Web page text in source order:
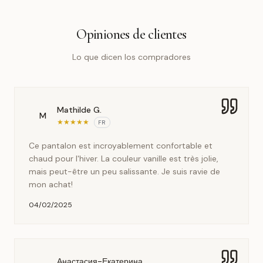
Opiniones de clientes
Lo que dicen los compradores
M
Mathilde G.
★★★★★ FR
Ce pantalon est incroyablement confortable et
chaud pour l'hiver. La couleur vanille est très jolie,
mais peut-être un peu salissante. Je suis ravie de
mon achat!
04/02/2025